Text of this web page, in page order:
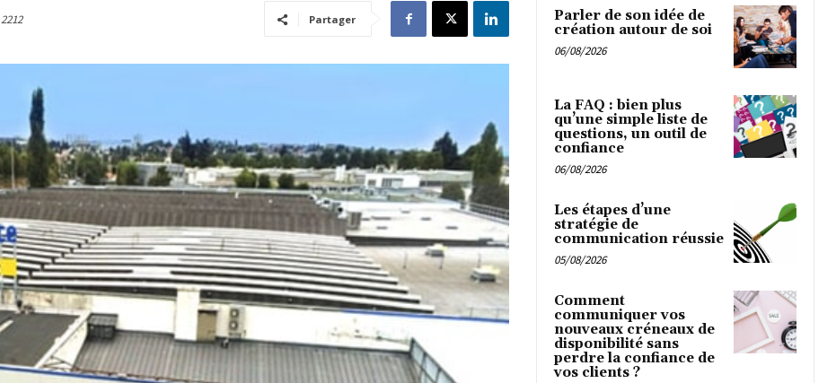
2212 Partager
Parler de son idée de
création autour de soi
06/08/2026
La FAQ : bien plus
qu’une simple liste de
questions, un outil de
confiance
06/08/2026
Les étapes d’une
stratégie de
communication réussie
05/08/2026
Comment
communiquer vos
nouveaux créneaux de
disponibilité sans
perdre la confiance de
vos clients ?